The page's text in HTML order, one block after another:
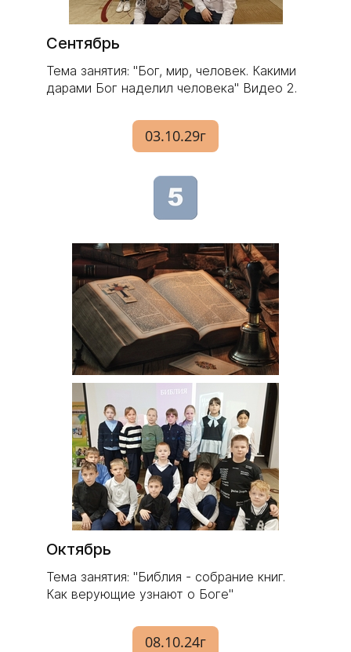
Сентябрь
Тема занятия: "Бог, мир, человек. Какими
дарами Бог наделил человека" Видео 2.
03.10.29г
Октябрь
Тема занятия: "Библия - собрание книг.
Как верующие узнают о Боге"
08.10.24г